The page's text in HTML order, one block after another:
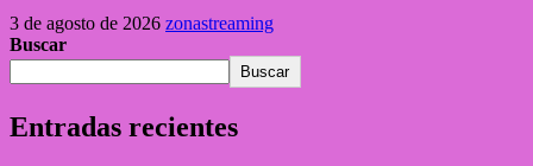
3 de agosto de 2026 zonastreaming
Buscar
Buscar
Entradas recientes